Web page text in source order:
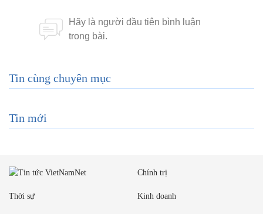
Tin cùng chuyên mục
Tin mới
Chính trị
Thời sự Kinh doanh